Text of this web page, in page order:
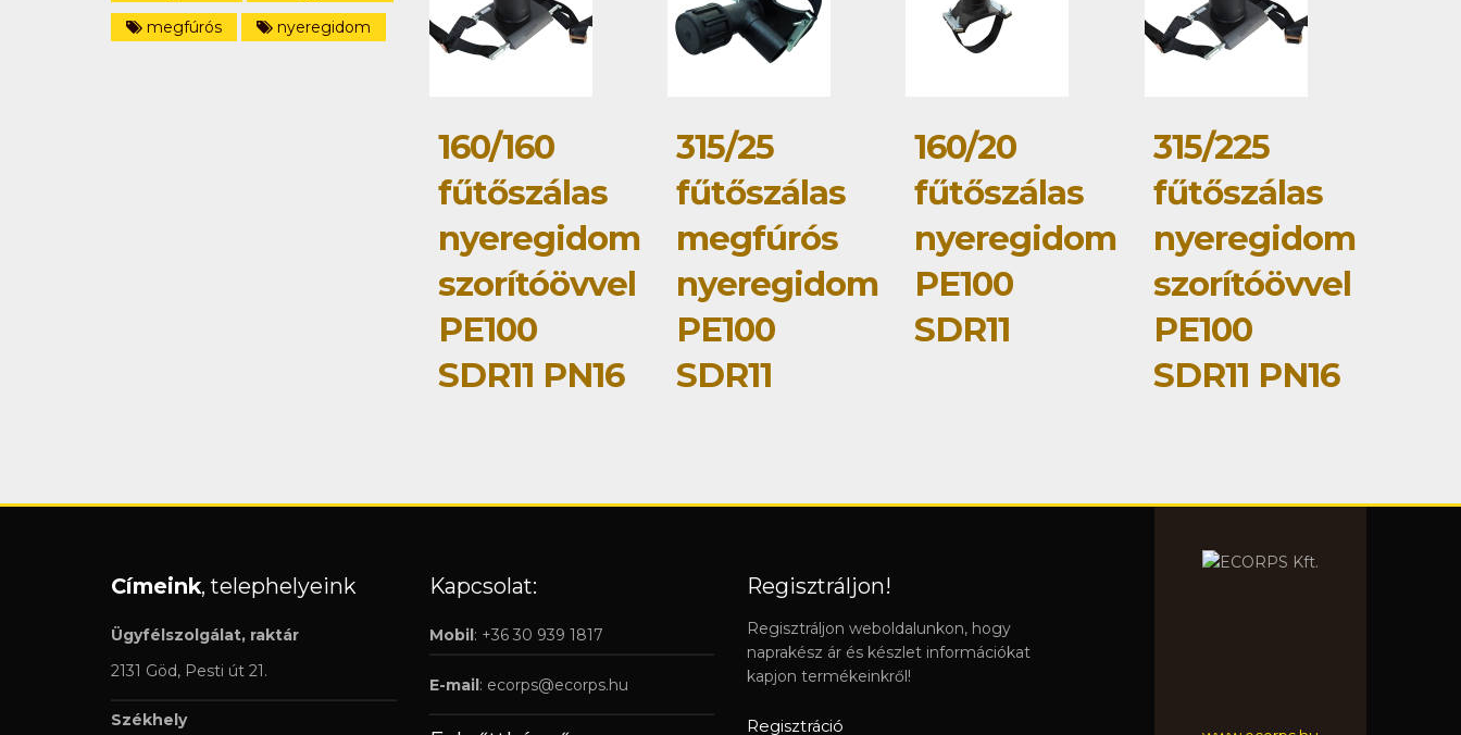
megfúrós
nyeregidom
160/160
fűtőszálas
nyeregidom
szorítóövvel
PE100
SDR11 PN16
315/25
fűtőszálas
megfúrós
nyeregidom
PE100
SDR11
160/20
fűtőszálas
nyeregidom
PE100
SDR11
315/225
fűtőszálas
nyeregidom
szorítóövvel
PE100
SDR11 PN16
Címeink, telephelyeink
Ügyfélszolgálat, raktár
2131 Göd, Pesti út 21.
Székhely
Kapcsolat:
Mobil: +36 30 939 1817
E-mail: ecorps@ecorps.hu
Regisztráljon!
Regisztráljon weboldalunkon, hogy
naprakész ár és készlet információkat
kapjon termékeinkről!
Regisztráció